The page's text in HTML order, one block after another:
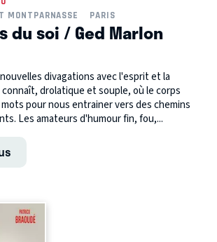
MONTPARNASSE
PARIS
du soi / Ged Marlon
divagations avec l'esprit et la
drolatique et souple, où le corps
pour nous entrainer vers des chemins
Les amateurs d'humour fin, fou,...